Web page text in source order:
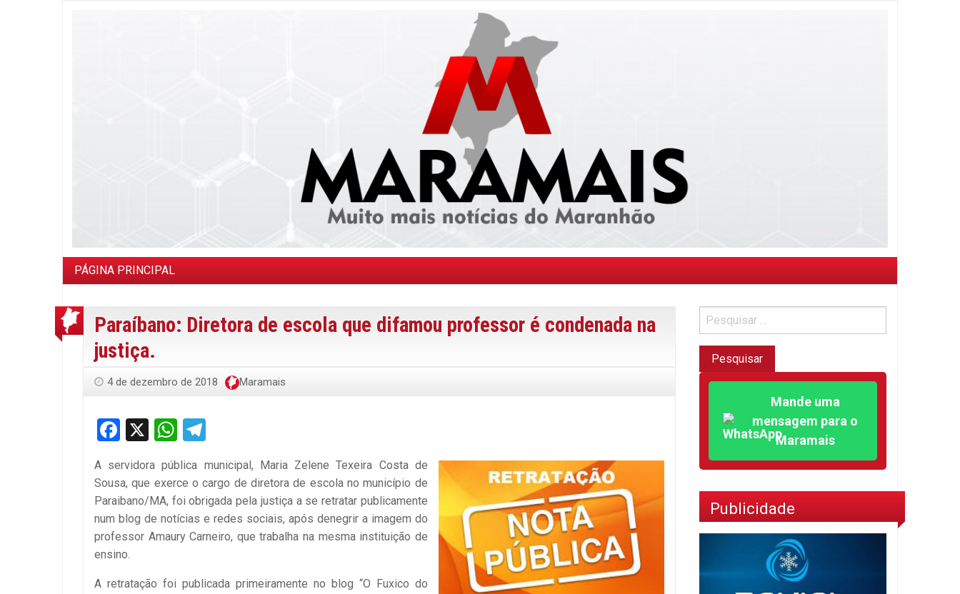
PÁGINA PRINCIPAL
Paraíbano: Diretora de escola que difamou professor é condenada na
justiça.
4 de dezembro de 2018 Maramais
Facebook
X WhatsApp
A servidora pública municipal, Maria Zelene Texeira Costa de
Sousa, que exerce o cargo de diretora de escola no município de
Paraibano/MA, foi obrigada pela justiça a se retratar publicamente
num blog de notícias e redes sociais, após denegrir a imagem do
professor Amaury Carneiro, que trabalha na mesma instituição de
ensino.
A retratação foi publicada primeiramente no blog “O Fuxico do
Mande uma
mensagem para o
Maramais
Publicidade